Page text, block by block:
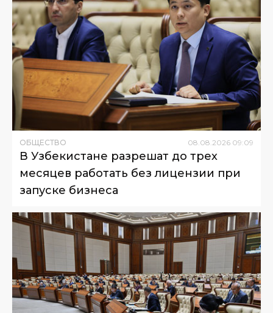
ОБЩЕСТВО 08 08 2026 09:09
В Узбекистане разрешат до трех
месяцев работать без лицензии при
запуске бизнеса